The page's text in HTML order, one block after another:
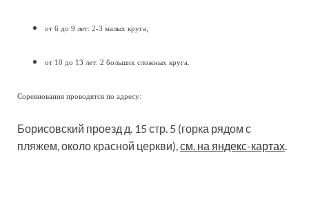
от 6 до 9 лет: 2-3 малых круга;
от 10 до 13 лет: 2 больших сложных круга.
Соревнования проводятся по адресу:
Борисовский проезд д. 15 стр. 5 (горка рядом с
пляжем, около красной церкви),см. на яндекс-картах.